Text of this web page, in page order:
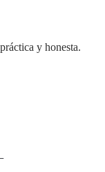
y honesta.